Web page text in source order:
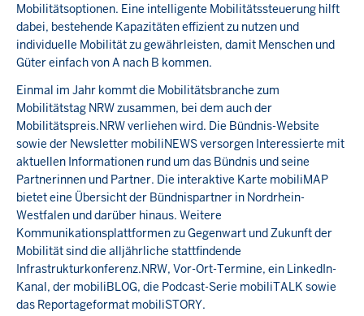
Mobilitätsoptionen. Eine intelligente Mobilitätssteuerung hilft
dabei, bestehende Kapazitäten effizient zu nutzen und
individuelle Mobilität zu gewährleisten, damit Menschen und
Güter einfach von A nach B kommen.
Einmal im Jahr kommt die Mobilitätsbranche zum
Mobilitätstag NRW zusammen, bei dem auch der
Mobilitätspreis.NRW verliehen wird. Die Bündnis-Website
sowie der Newsletter mobiliNEWS versorgen Interessierte mit
aktuellen Informationen rund um das Bündnis und seine
Partnerinnen und Partner. Die interaktive Karte mobiliMAP
bietet eine Übersicht der Bündnispartner in Nordrhein-
Westfalen und darüber hinaus. Weitere
Kommunikationsplattformen zu Gegenwart und Zukunft der
Mobilität sind die alljährliche stattfindende
Infrastrukturkonferenz.NRW, Vor-Ort-Termine, ein LinkedIn-
Kanal, der mobiliBLOG, die Podcast-Serie mobiliTALK sowie
das Reportageformat mobiliSTORY.